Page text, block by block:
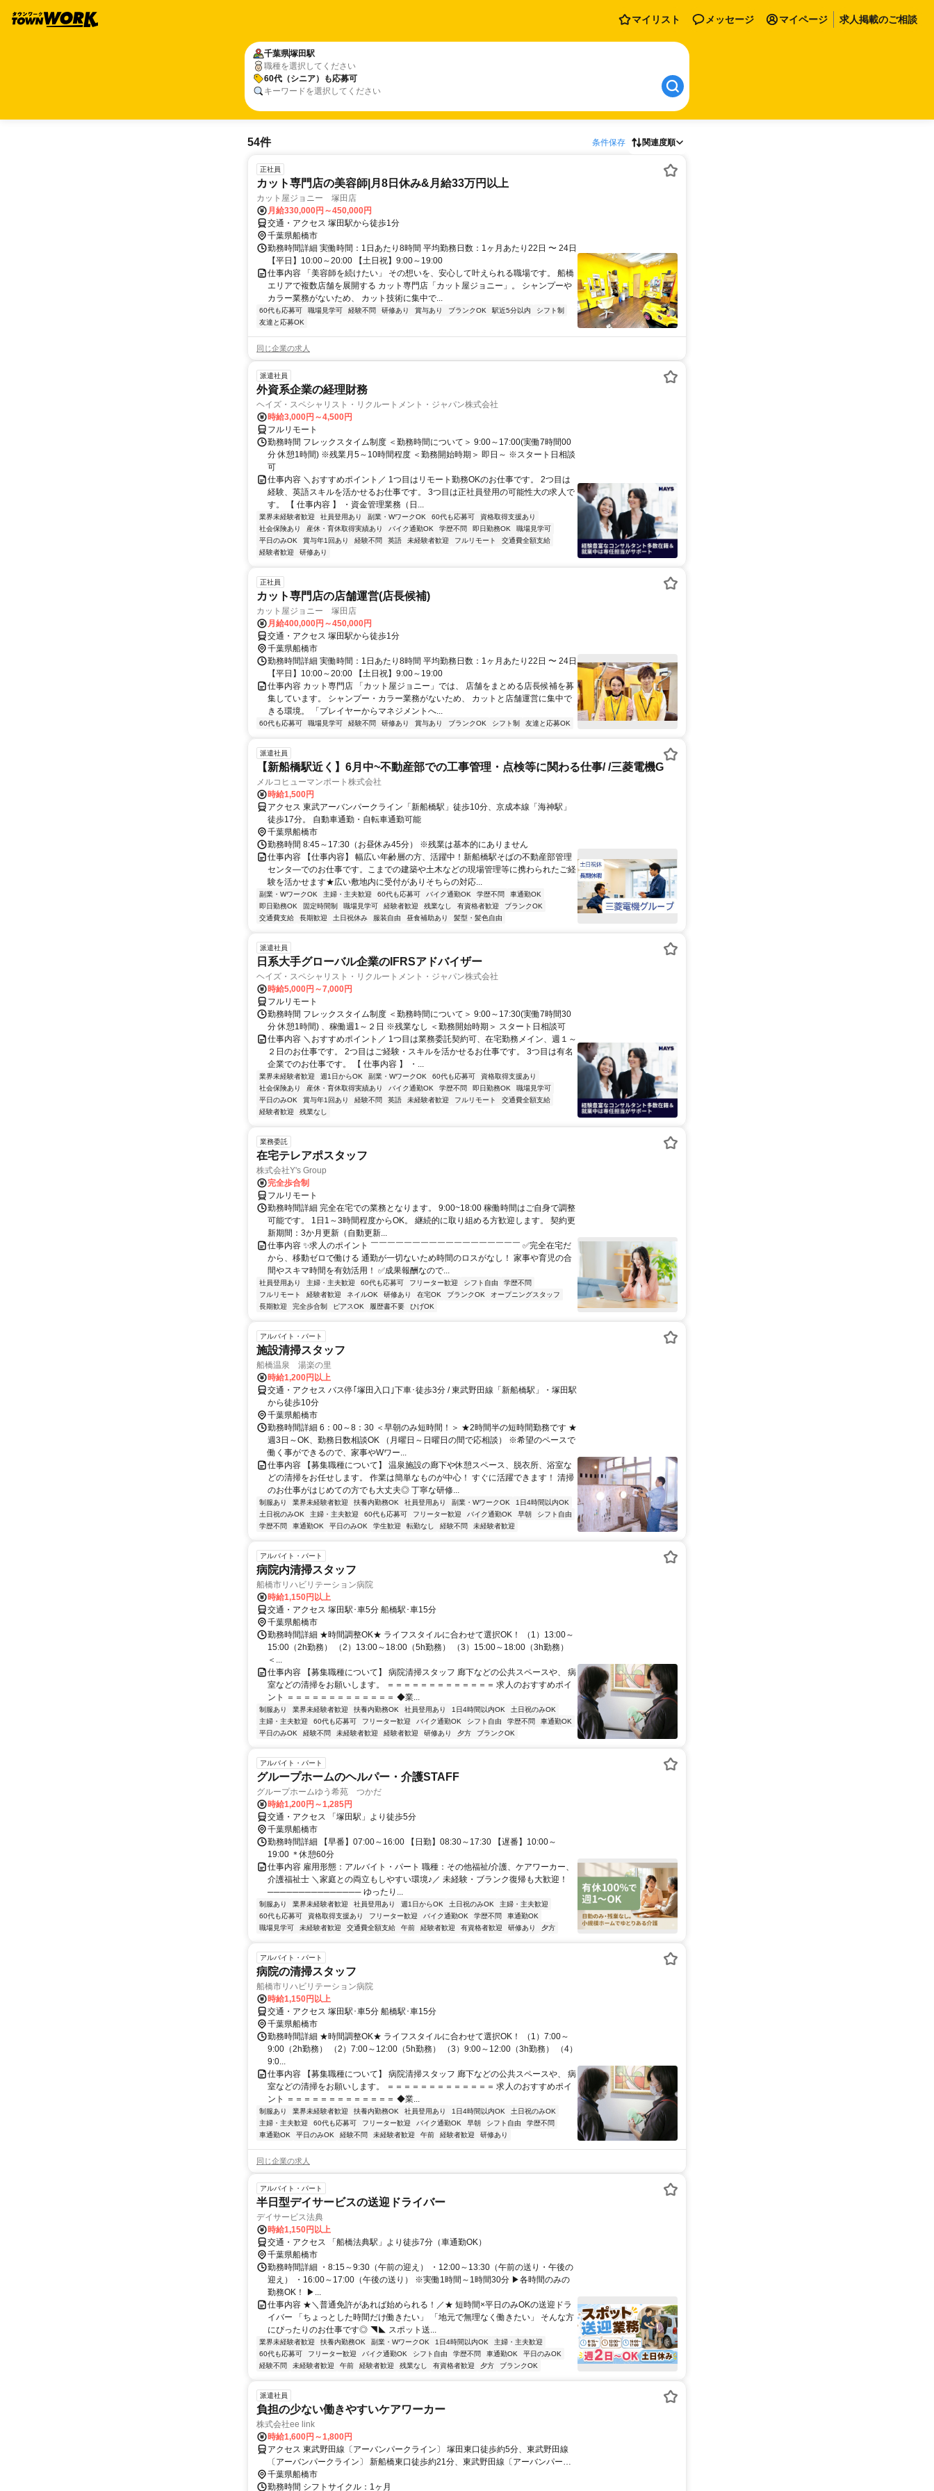
マイリスト メッセージ マイページ 求人掲載のご相談
千葉県塚田駅
職種を選択してください
60代（シニア）も応募可
キーワードを選択してください
54件 条件保存 関連度順
正社員
カット専門店の美容師|月8日休み&月給33万円以上
カット屋ジョニー 塚田店
月給330,000円～450,000円
交通・アクセス 塚田駅から徒歩1分
千葉県船橋市
勤務時間詳細 実働時間：1日あたり8時間 平均勤務日数：1ヶ月あたり22日 〜 24日
【平日】10:00～20:00 【土日祝】9:00～19:00
仕事内容 「美容師を続けたい」 その想いを、安心して叶えられる職場です。 船橋
エリアで複数店舗を展開する カット専門店「カット屋ジョニー」。 シャンプーや
カラー業務がないため、 カット技術に集中で...
60代も応募可 職場見学可 経験不問 研修あり 賞与あり ブランクOK 駅近5分以内
シフト制
友達と応募OK
同じ企業の求人
派遣社員
外資系企業の経理財務
ヘイズ・スペシャリスト・リクルートメント・ジャパン株式会社
時給3,000円～4,500円
フルリモート
勤務時間 フレックスタイム制度 ＜勤務時間について＞ 9:00～17:00(実働7時間00
分 休憩1時間) ※残業月5～10時間程度 ＜勤務開始時期＞ 即日～ ※スタート日相談
可
仕事内容 ＼おすすめポイント／ 1つ目はリモート勤務OKのお仕事です。 2つ目は
経験、英語スキルを活かせるお仕事です。 3つ目は正社員登用の可能性大の求人で
す。 【 仕事内容 】 ・資金管理業務（日...
業界未経験者歓迎 社員登用あり 副業・WワークOK 60代も応募可
資格取得支援あり
社会保険あり
産休・育休取得実績あり バイク通勤OK 学歴不問 即日勤務OK
職場見学可
平日のみOK
賞与年1回あり 経験不問 英語 未経験者歓迎 フルリモート
交通費全額支給
経験者歓迎
研修あり
正社員
カット専門店の店舗運営(店長候補)
カット屋ジョニー 塚田店
月給400,000円～450,000円
交通・アクセス 塚田駅から徒歩1分
千葉県船橋市
勤務時間詳細 実働時間：1日あたり8時間 平均勤務日数：1ヶ月あたり22日 〜 24日
【平日】10:00～20:00 【土日祝】9:00～19:00
仕事内容 カット専門店 「カット屋ジョニー」では、 店舗をまとめる店長候補を募
集しています。 シャンプー・カラー業務がないため、 カットと店舗運営に集中で
きる環境。 「プレイヤーからマネジメントへ...
60代も応募可 職場見学可 経験不問 研修あり 賞与あり ブランクOK シフト制 友達と応募OK
派遣社員
【新船橋駅近く】6月中~不動産部での工事管理・点検等に関わる仕事/ /三菱電機G
メルコヒューマンポート株式会社
時給1,500円
アクセス 東武アーバンパークライン「新船橋駅」徒歩10分、京成本線「海神駅」
徒歩17分。 自動車通勤・自転車通勤可能
千葉県船橋市
勤務時間 8:45～17:30（お昼休み45分） ※残業は基本的にありません
仕事内容 【仕事内容】 幅広い年齢層の方、活躍中！新船橋駅そばの不動産部管理
センタ―でのお仕事です。こまでの建築や土木などの現場管理等に携わられたご経
験を活かせます★広い敷地内に受付がありそちらの対応...
副業・WワークOK 主婦・主夫歓迎 60代も応募可 バイク通勤OK 学歴不問
車通勤OK
即日勤務OK
固定時間制 職場見学可 経験者歓迎 残業なし 有資格者歓迎
ブランクOK
交通費支給
長期歓迎 土日祝休み 服装自由 昼食補助あり 髪型・髪色自由
派遣社員
日系大手グローバル企業のIFRSアドバイザー
ヘイズ・スペシャリスト・リクルートメント・ジャパン株式会社
時給5,000円～7,000円
フルリモート
勤務時間 フレックスタイム制度 ＜勤務時間について＞ 9:00～17:30(実働7時間30
分 休憩1時間) 、稼働週1～２日 ※残業なし ＜勤務開始時期＞ スタート日相談可
仕事内容 ＼おすすめポイント／ 1つ目は業務委託契約可、在宅勤務メイン、週１～
２日のお仕事です。 2つ目はご経験・スキルを活かせるお仕事です。 3つ目は有名
企業でのお仕事です。 【 仕事内容 】 ・...
業界未経験者歓迎 週1日からOK 副業・WワークOK 60代も応募可
資格取得支援あり
社会保険あり
産休・育休取得実績あり バイク通勤OK 学歴不問 即日勤務OK
職場見学可
平日のみOK
賞与年1回あり 経験不問 英語 未経験者歓迎 フルリモート
交通費全額支給
経験者歓迎
残業なし
業務委託
在宅テレアポスタッフ
株式会社Y's Group
完全歩合制
フルリモート
勤務時間詳細 完全在宅での業務となります。 9:00~18:00 稼働時間はご自身で調整
可能です。 1日1～3時間程度からOK。 継続的に取り組める方歓迎します。 契約更
新期間：3か月更新（自動更新...
仕事内容 ✨求人のポイント ￣￣￣￣￣￣￣￣￣￣￣￣￣￣￣￣￣￣ ✅完全在宅だ
から、移動ゼロで働ける 通勤が一切ないため時間のロスがなし！ 家事や育児の合
間やスキマ時間を有効活用！ ✅成果報酬なので...
社員登用あり 主婦・主夫歓迎 60代も応募可 フリーター歓迎 シフト自由
学歴不問
フルリモート
経験者歓迎 ネイルOK 研修あり 在宅OK ブランクOK
オープニングスタッフ
長期歓迎
完全歩合制 ピアスOK 履歴書不要 ひげOK
アルバイト・パート
施設清掃スタッフ
船橋温泉 湯楽の里
時給1,200円以上
交通・アクセス バス停｢塚田入口｣下車･徒歩3分 / 東武野田線「新船橋駅」・塚田駅
から徒歩10分
千葉県船橋市
勤務時間詳細 6：00～8：30 ＜早朝のみ短時間！＞ ★2時間半の短時間勤務です ★
週3日～OK、勤務日数相談OK （月曜日～日曜日の間で応相談） ※希望のペースで
働く事ができるので、家事やWワー...
仕事内容 【募集職種について】 温泉施設の廊下や休憩スペース、脱衣所、浴室な
どの清掃をお任せします。 作業は簡単なものが中心！ すぐに活躍できます！ 清掃
のお仕事がはじめての方でも大丈夫◎ 丁寧な研修...
制服あり 業界未経験者歓迎 扶養内勤務OK 社員登用あり 副業・WワークOK
1日4時間以内OK
土日祝のみOK
主婦・主夫歓迎 60代も応募可 フリーター歓迎 バイク通勤OK 早朝
シフト自由
学歴不問
車通勤OK 平日のみOK 学生歓迎 転勤なし 経験不問 未経験者歓迎
アルバイト・パート
病院内清掃スタッフ
船橋市リハビリテーション病院
時給1,150円以上
交通・アクセス 塚田駅･車5分 船橋駅･車15分
千葉県船橋市
勤務時間詳細 ★時間調整OK★ ライフスタイルに合わせて選択OK！ （1）13:00～
15:00（2h勤務） （2）13:00～18:00（5h勤務） （3）15:00～18:00（3h勤務）
＜...
仕事内容 【募集職種について】 病院清掃スタッフ 廊下などの公共スペースや、 病
室などの清掃をお願いします。 ＝＝＝＝＝＝＝＝＝＝＝＝＝ 求人のおすすめポイ
ント ＝＝＝＝＝＝＝＝＝＝＝＝＝ ◆業...
制服あり 業界未経験者歓迎 扶養内勤務OK 社員登用あり 1日4時間以内OK
土日祝のみOK
主婦・主夫歓迎
60代も応募可 フリーター歓迎 バイク通勤OK シフト自由 学歴不問
車通勤OK
平日のみOK
経験不問 未経験者歓迎 経験者歓迎 研修あり 夕方 ブランクOK
アルバイト・パート
グループホームのヘルパー・介護STAFF
グループホームゆう希苑 つかだ
時給1,200円～1,285円
交通・アクセス 「塚田駅」より徒歩5分
千葉県船橋市
勤務時間詳細 【早番】07:00～16:00 【日勤】08:30～17:30 【遅番】10:00～
19:00 ＊休憩60分
仕事内容 雇用形態：アルバイト・パート 職種：その他福祉/介護、ケアワーカー、
介護福祉士 ＼家庭との両立もしやすい環境♪／ 未経験・ブランク復帰も大歓迎！
─────────────── ゆったり...
制服あり 業界未経験者歓迎 社員登用あり 週1日からOK 土日祝のみOK
主婦・主夫歓迎
60代も応募可
資格取得支援あり フリーター歓迎 バイク通勤OK 学歴不問
車通勤OK
職場見学可
未経験者歓迎 交通費全額支給 午前 経験者歓迎 有資格者歓迎 研修あり 夕方
アルバイト・パート
病院の清掃スタッフ
船橋市リハビリテーション病院
時給1,150円以上
交通・アクセス 塚田駅･車5分 船橋駅･車15分
千葉県船橋市
勤務時間詳細 ★時間調整OK★ ライフスタイルに合わせて選択OK！ （1）7:00～
9:00（2h勤務） （2）7:00～12:00（5h勤務） （3）9:00～12:00（3h勤務） （4）
9:0...
仕事内容 【募集職種について】 病院清掃スタッフ 廊下などの公共スペースや、 病
室などの清掃をお願いします。 ＝＝＝＝＝＝＝＝＝＝＝＝＝ 求人のおすすめポイ
ント ＝＝＝＝＝＝＝＝＝＝＝＝＝ ◆業...
制服あり 業界未経験者歓迎 扶養内勤務OK 社員登用あり 1日4時間以内OK
土日祝のみOK
主婦・主夫歓迎
60代も応募可 フリーター歓迎 バイク通勤OK 早朝 シフト自由
学歴不問
車通勤OK
平日のみOK 経験不問 未経験者歓迎 午前 経験者歓迎 研修あり
同じ企業の求人
アルバイト・パート
半日型デイサービスの送迎ドライバー
デイサービス法典
時給1,150円以上
交通・アクセス 「船橋法典駅」より徒歩7分（車通勤OK）
千葉県船橋市
勤務時間詳細 ・8:15～9:30（午前の迎え） ・12:00～13:30（午前の送り・午後の
迎え） ・16:00～17:00（午後の送り） ※実働1時間～1時間30分 ▶各時間のみの
勤務OK！ ▶...
仕事内容 ★＼普通免許があれば始められる！／★ 短時間×平日のみOKの送迎ドラ
イバー 「ちょっとした時間だけ働きたい」 「地元で無理なく働きたい」 そんな方
にぴったりのお仕事です◎ ◥◣ スポット送...
業界未経験者歓迎 扶養内勤務OK 副業・WワークOK 1日4時間以内OK
主婦・主夫歓迎
60代も応募可
フリーター歓迎 バイク通勤OK シフト自由 学歴不問 車通勤OK
平日のみOK
経験不問
未経験者歓迎 午前 経験者歓迎 残業なし 有資格者歓迎 夕方 ブランクOK
派遣社員
負担の少ない働きやすいケアワーカー
株式会社ee link
時給1,600円～1,800円
アクセス 東武野田線〔アーバンパークライン〕 塚田東口徒歩約5分、東武野田線
〔アーバンパークライン〕 新船橋東口徒歩約21分、東武野田線〔アーバンパーク
ライン〕 船橋北口徒歩約31分
千葉県船橋市
勤務時間 シフトサイクル：1ヶ月